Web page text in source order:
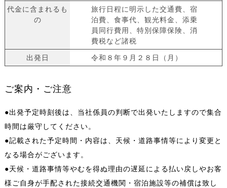
代金に含まれるも
の
旅行日程に明示した交通費、宿
泊費、食事代、観光料金、添乗
員同行費用、特別保障保険、消
費税など諸税
出発日 令和８年９月２８日（月）
ご案内・ご注意
●出発予定時刻後は、当社係員の判断で出発いたしますので集合
時間は厳守してください。
●記載された予定時間・内容は、天候・道路事情等により変更と
なる場合がございます。
●天候・道路事情等やむを得ぬ理由の遅延による払い戻しやお客
様ご自身が手配された接続交通機関・宿泊施設等の補償は致し